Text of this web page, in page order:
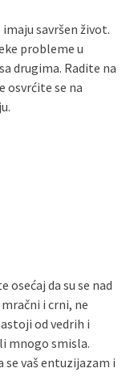
savršen život.
probleme u
drugima. Radite na
osvrćite se na
da su se nad
i crni, ne
od vedrih i
mnogo smisla.
se vaš entuzijazam i